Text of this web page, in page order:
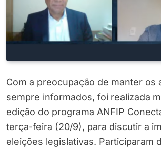
Com a preocupação de manter os
sempre informados, foi realizada
edição do programa ANFIP
terça-feira (20/9), para discutir a
eleições legislativas. Participaram